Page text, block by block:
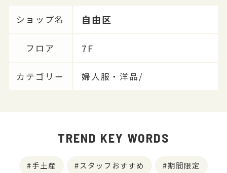
ショップ名 自由区
フロア 7F
カテゴリー 婦人服・洋品/
TREND KEY WORDS
手土産 スタッフおすすめ 期間限定